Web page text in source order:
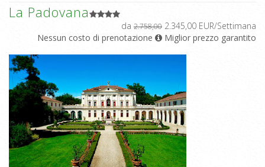
La Padovana
da 2.758,00 2.345,00 EUR/Settimana
Nessun costo di prenotazione
Miglior prezzo garantito